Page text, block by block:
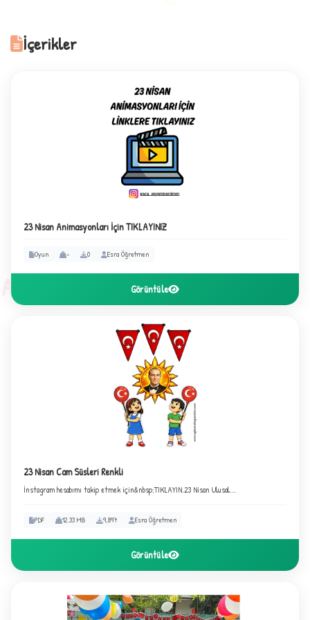
İçerikler
23 Nisan Animasyonları İçin TIKLAYINIZ
Oyun - 0 Esra Öğretmen
Görüntüle
23 Nisan Cam Süsleri Renkli
İnstagram hesabımı takip etmek için&nbsp;TIKLAYIN.23 Nisan Ulusal...
PDF 12.33 MB 9,897 Esra Öğretmen
Görüntüle